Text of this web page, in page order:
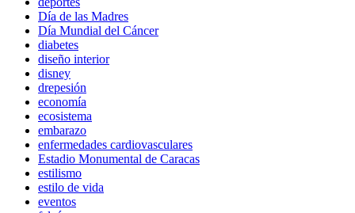
Día de las Madres
Día Mundial del Cáncer
diabetes
diseño interior
disney
drepesión
economía
ecosistema
embarazo
enfermedades cardiovasculares
Estadio Monumental de Caracas
estilismo
estilo de vida
eventos